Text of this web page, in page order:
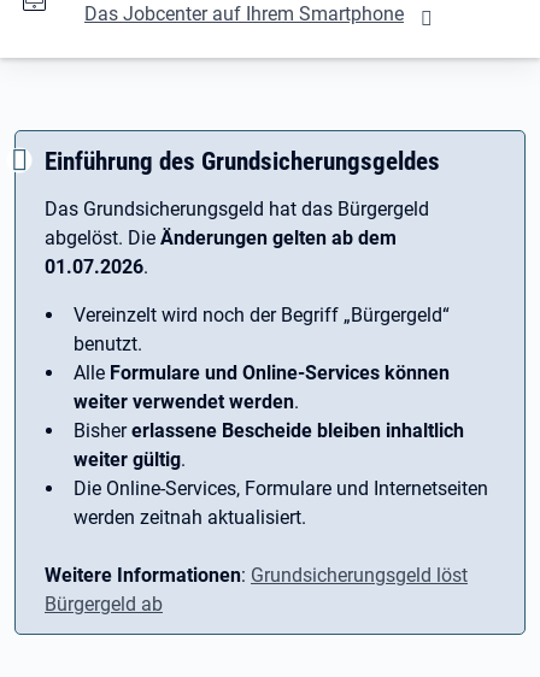
Das Jobcenter auf Ihrem Smartphone
Einführung des Grundsicherungsgeldes
Das Grundsicherungsgeld hat das Bürgergeld
abgelöst. Die Änderungen gelten ab dem
01.07.2026.
Vereinzelt wird noch der Begriff ­„Bürgergeld“
benutzt.
Alle Formulare und Online-Services können
weiter verwendet werden.
Bishererlassene Bescheide bleiben inhaltlich
weiter gültig.
Die Online-Services, Formulare und Internetseiten
werden zeitnah aktualisiert.
Weitere Informationen: Grundsicherungsgeld löst
Bürgergeld ab